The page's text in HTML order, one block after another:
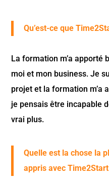
Qu’est-ce que
La formation m’a apporté
moi et mon business. Je
projet et la formation m’a
je pensais être incapable
vrai plus.
Quelle est la chose la
appris avec